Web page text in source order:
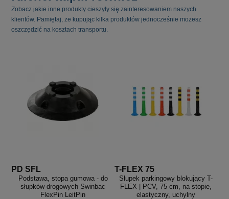
Zobacz jakie inne produkty cieszyły się zainteresowaniem naszych
klientów. Pamiętaj, że kupując kilka produktów jednocześnie możesz
oszczędzić na kosztach transportu.
PD SFL
Podstawa, stopa gumowa - do
słupków drogowych Swinbac
FlexPin LeitPin
T-FLEX 75
Słupek parkingowy blokujący T-
FLEX | PCV, 75 cm, na stopie,
elastyczny, uchylny